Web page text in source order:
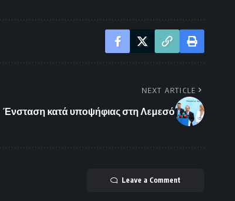
NEXT ARTICLE
Ένσταση κατά υποψήφιας στη Λεμεσό
Leave a Comment